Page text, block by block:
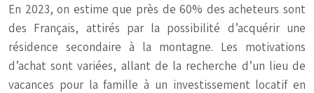
En 2023, on estime que près de 60% des acheteurs sont
des Français, attirés par la possibilité d’acquérir une
résidence secondaire à la montagne. Les motivations
d’achat sont variées, allant de la recherche d’un lieu de
vacances pour la famille à un investissement locatif en